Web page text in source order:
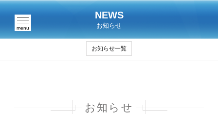
menu
NEWS
お知らせ
お知らせ一覧
お知らせ